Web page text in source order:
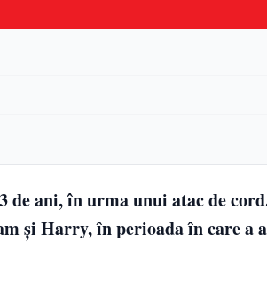
de ani, în urma unui atac de
și Harry, în perioada în care a